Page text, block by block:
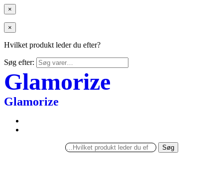
×
×
Hvilket produkt leder du efter?
Søg efter:
Glamorize
Glamorize
Søg